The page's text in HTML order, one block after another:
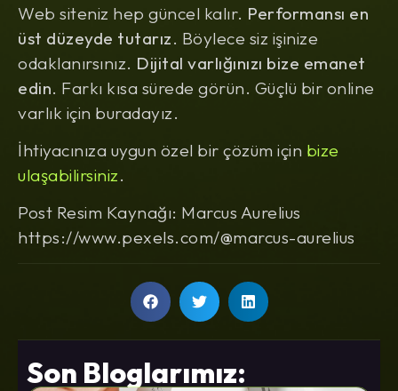
Web siteniz hep güncel kalır. Performansı en
üst düzeyde tutarız. Böylece siz işinize
odaklanırsınız. Dijital varlığınızı bize emanet
edin. Farkı kısa sürede görün. Güçlü bir online
varlık için buradayız.
İhtiyacınıza uygun özel bir çözüm için bize
ulaşabilirsiniz.
Post Resim Kaynağı: Marcus Aurelius
https://www.pexels.com/@marcus-aurelius
Son Bloglarımız: